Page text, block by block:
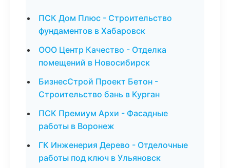
ПСК Дом Плюс - Строительство
фундаментов в Хабаровск
ООО Центр Качество - Отделка
помещений в Новосибирск
БизнесСтрой Проект Бетон -
Строительство бань в Курган
ПСК Премиум Архи - Фасадные
работы в Воронеж
ГК Инженерия Дерево - Отделочные
работы под ключ в Ульяновск